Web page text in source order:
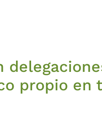
propio en